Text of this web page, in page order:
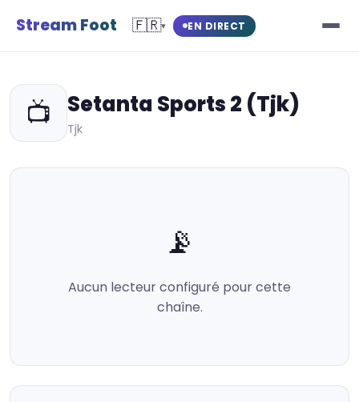
Stream Foot 🇫🇷▾ EN DIRECT
📺 Setanta Sports 2 (Tjk)
Tjk
📡
Aucun lecteur configuré pour cette
chaîne.